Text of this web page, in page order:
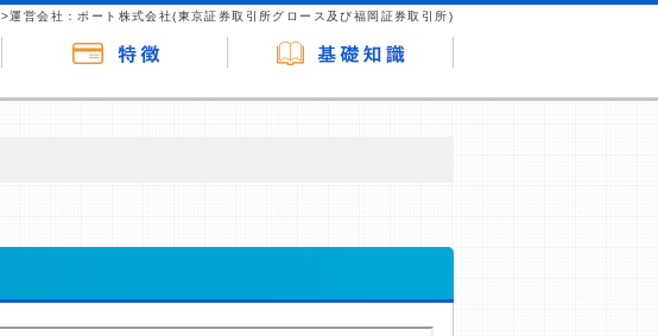
>運営会社：ポート株式会社(東京証券取引所グロース及び福岡証券取引所)